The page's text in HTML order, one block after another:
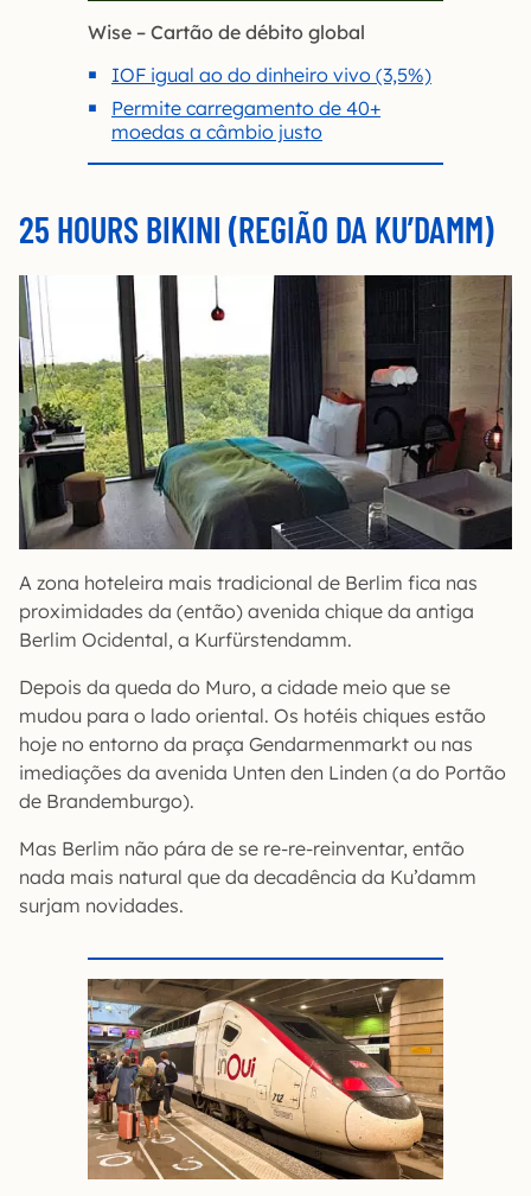
Wise – Cartão de débito global
IOF igual ao do dinheiro vivo (3,5%)
Permite carregamento de 40+
moedas a câmbio justo
25 HOURS BIKINI (REGIÃO DA KU’DAMM)
A zona hoteleira mais tradicional de Berlim fica nas
proximidades da (então) avenida chique da antiga
Berlim Ocidental, a Kurfürstendamm.
Depois da queda do Muro, a cidade meio que se
mudou para o lado oriental. Os hotéis chiques estão
hoje no entorno da praça Gendarmenmarkt ou nas
imediações da avenida Unten den Linden (a do Portão
de Brandemburgo).
Mas Berlim não pára de se re-re-reinventar, então
nada mais natural que da decadência da Ku’damm
surjam novidades.